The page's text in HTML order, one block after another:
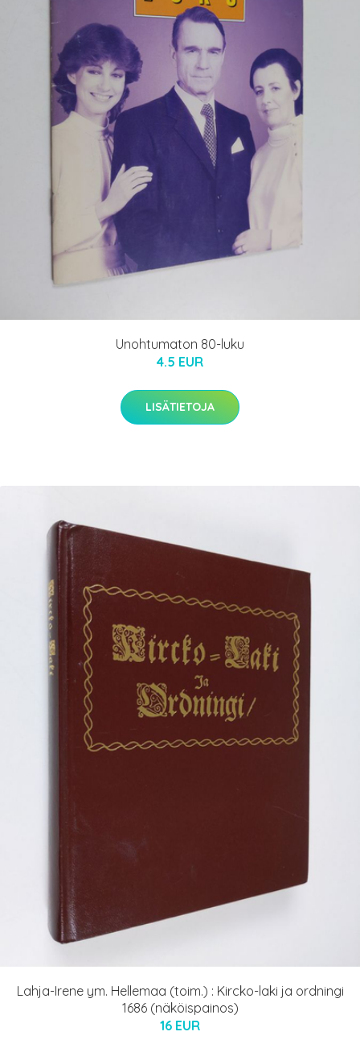
Unohtumaton 80-luku
4.5 EUR
LISÄTIETOJA
Lahja-Irene ym. Hellemaa (toim.) : Kircko-laki ja ordningi
1686 (näköispainos)
16 EUR